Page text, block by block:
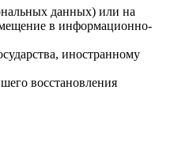
данных) или на
в информационно-
иностранному
восстановления